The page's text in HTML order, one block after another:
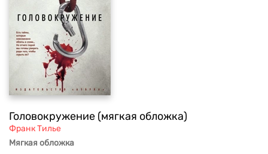
Головокружение (мягкая обложка)
Франк Тилье
Мягкая обложка